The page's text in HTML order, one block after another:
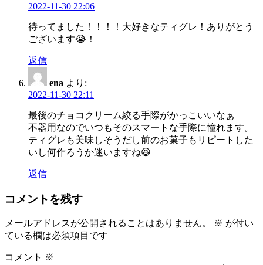
2022-11-30 22:06
待ってました！！！！大好きなティグレ！ありがとう
ございます😭！
返信
ena より:
2022-11-30 22:11
最後のチョコクリーム絞る手際がかっこいいなぁ
不器用なのでいつもそのスマートな手際に憧れます。
ティグレも美味しそうだし前のお菓子もリピートした
いし何作ろうか迷いますね😆
返信
コメントを残す
メールアドレスが公開されることはありません。 ※ が付い
ている欄は必須項目です
コメント ※